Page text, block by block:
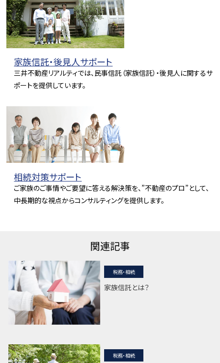
家族信託・後見人サポート
三井不動産リアルティでは、民事信託（家族信託）・後見人に関するサ
ポートを提供しています。
相続対策サポート
ご家族のご事情やご要望に答える解決策を、”不動産のプロ”として、
中長期的な視点からコンサルティングを提供します。
関連記事
税務・相続
家族信託とは？
税務・相続